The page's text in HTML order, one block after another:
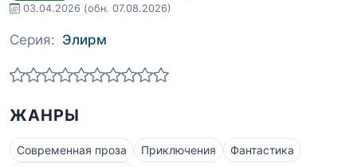
03.04.2026 (обн. 07.08.2026)
Серия: Элирм
ЖАНРЫ
Современная проза Приключения
Фантастика